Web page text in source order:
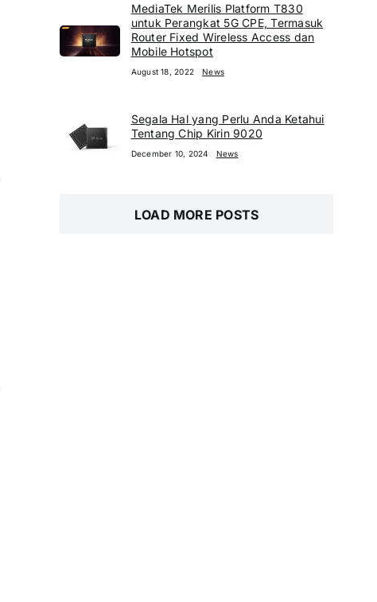
MediaTek Merilis Platform T830
untuk Perangkat 5G CPE, Termasuk
Router Fixed Wireless Access dan
Mobile Hotspot
August 18, 2022 News
Segala Hal yang Perlu Anda Ketahui
Tentang Chip Kirin 9020
December 10, 2024 News
LOAD MORE POSTS